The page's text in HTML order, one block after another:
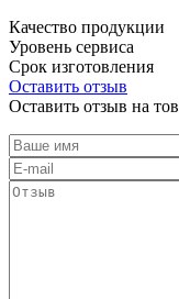
Качество продукции
Уровень сервиса
Срок изготовления
Оставить отзыв
Оставить отзыв на